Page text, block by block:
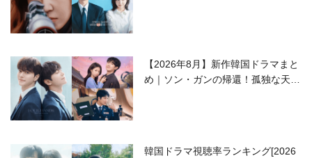
【2026年8月】新作韓国ドラマまと
め｜ソン・ガンの帰還！孤独な天才
韓国ドラマ視聴率ランキング[2026